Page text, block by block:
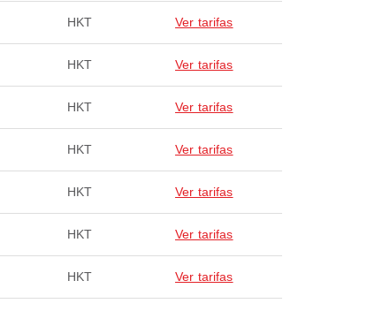
HKT Ver tarifas
HKT Ver tarifas
HKT Ver tarifas
HKT Ver tarifas
HKT Ver tarifas
HKT Ver tarifas
HKT Ver tarifas